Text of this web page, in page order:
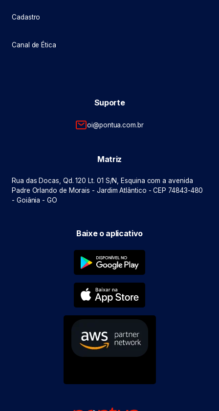
Cadastro
Canal de Ética
Suporte
oi@pontua.com.br
Matriz
Rua das Docas, Qd. 120 Lt. 01 S/N, Esquina com a avenida
Padre Orlando de Morais - Jardim Atlântico - CEP 74843-480
- Goiânia - GO
Baixe o aplicativo